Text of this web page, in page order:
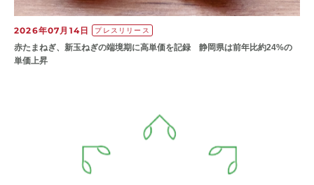
2026年07月14日 プレスリリース
赤たまねぎ、新玉ねぎの端境期に高単価を記録 静岡県は前年比約24%の
単価上昇